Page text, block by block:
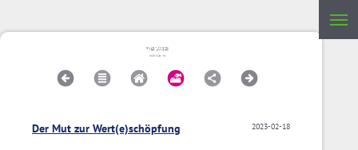
2023-02-18
Der Mut zur Wert(e)schöpfung